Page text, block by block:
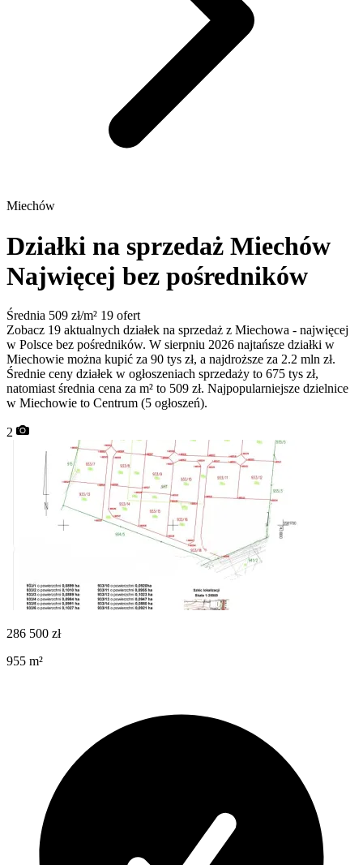
Miechów
Działki na sprzedaż Miechów
Najwięcej bez pośredników
Średnia 509 zł/m² 19 ofert
Zobacz 19 aktualnych działek na sprzedaż z Miechowa - najwięcej
w Polsce bez pośredników. W sierpniu 2026 najtańsze działki w
Miechowie można kupić za 90 tys zł, a najdroższe za 2.2 mln zł.
Średnie ceny działek w ogłoszeniach sprzedaży to 675 tys zł,
natomiast średnia cena za m² to 509 zł. Najpopularniejsze dzielnice
w Miechowie to Centrum (5 ogłoszeń).
2
286 500 zł
955 m²